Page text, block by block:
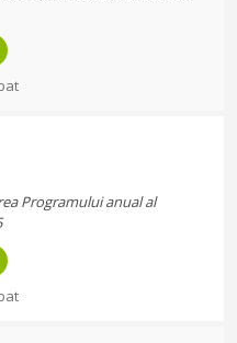
Programului anual al